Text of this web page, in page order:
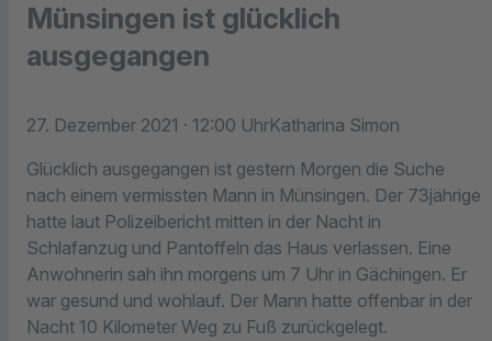
Münsingen ist glücklich
ausgegangen
27. Dezember 2021 · 12:00 UhrKatharina Simon
Glücklich ausgegangen ist gestern Morgen die Suche
nach einem vermissten Mann in Münsingen. Der 73jährige
hatte laut Polizeibericht mitten in der Nacht in
Schlafanzug und Pantoffeln das Haus verlassen. Eine
Anwohnerin sah ihn morgens um 7 Uhr in Gächingen. Er
war gesund und wohlauf. Der Mann hatte offenbar in der
Nacht 10 Kilometer Weg zu Fuß zurückgelegt.